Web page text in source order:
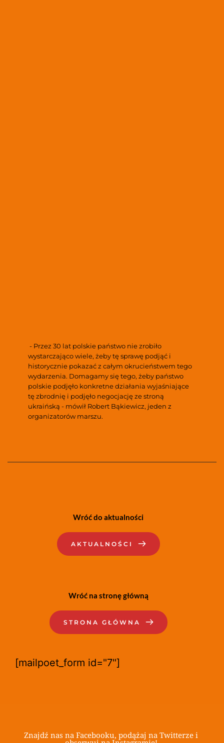
wystarczająco wiele, żeby tę sprawę podjąć i
historycznie pokazać z całym okrucieństwem tego
wydarzenia. Domagamy się tego, żeby państwo
polskie podjęło konkretne działania wyjaśniające
tę zbrodnię i podjęło negocjację ze stroną
ukraińską - mówił Robert Bąkiewicz, jeden z
organizatorów marszu.
Wróć do aktualności
AKTUALNOŚCI
Wróć na stronę główną
STRONA GŁÓWNA
[mailpoet_form id="7"]
Znajdź nas na Facebooku, podążaj na Twitterze i